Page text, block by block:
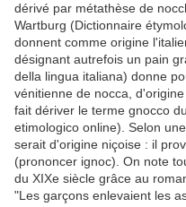
dérivé par métathèse de
Wartburg (Dictionnaire
donnent comme origine
désignant autrefois un pain
della lingua italiana) donne
vénitienne de nocca,
fait dériver le terme gnocco
etimologico online). Selon
serait d'origine niçoise : il
(prononcer ignoc). On note
du XIXe siècle grâce au
"Les garçons enlevaient les